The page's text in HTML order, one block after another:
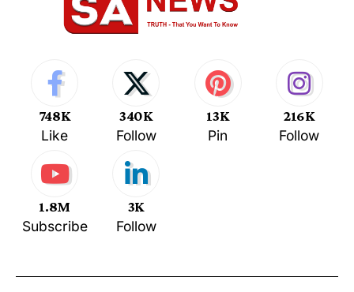
748K
Like
340K
Follow
13K
Pin
216K
Follow
1.8M
Subscribe
3K
Follow